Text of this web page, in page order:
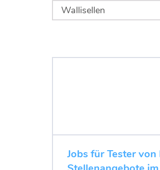
Jobs für Tester